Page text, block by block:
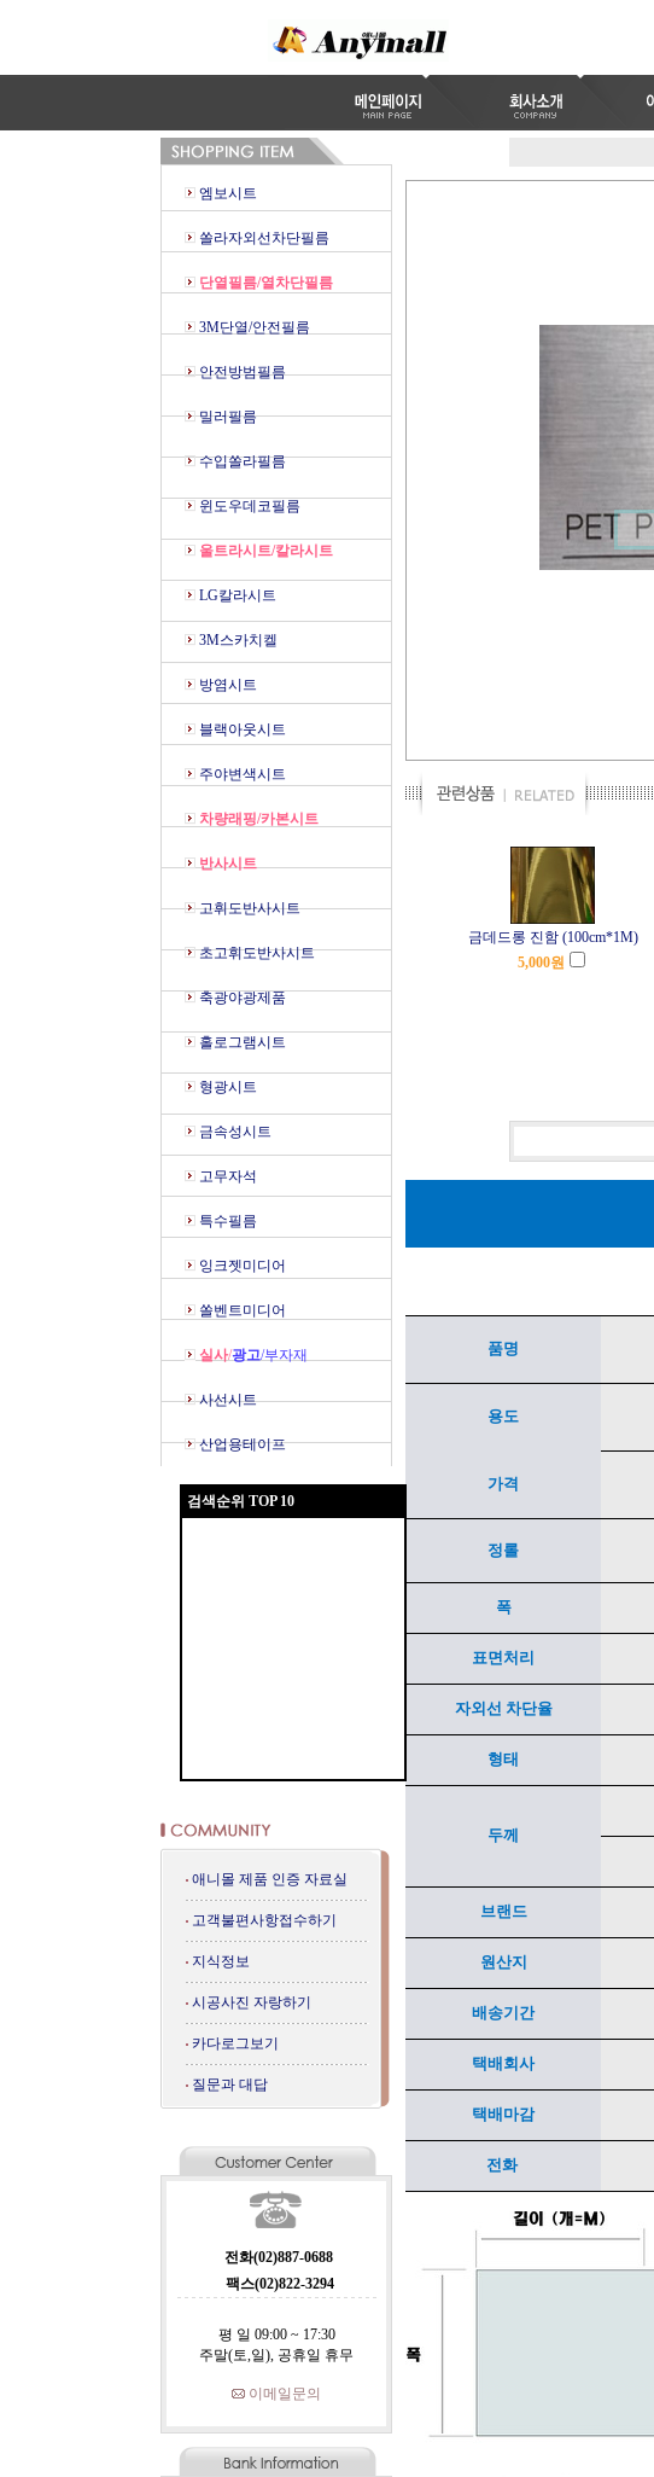
엠보시트
쏠라자외선차단필름
단열필름/열차단필름
3M단열/안전필름
안전방범필름
밀러필름
수입쏠라필름
윈도우데코필름
울트라시트/칼라시트
LG칼라시트
3M스카치켈
방염시트
블랙아웃시트
주야변색시트
차량래핑/카본시트
반사시트
고휘도반사시트
초고휘도반사시트
축광야광제품
홀로그램시트
형광시트
금속성시트
고무자석
특수필름
잉크젯미디어
쏠벤트미디어
실사/광고/부자재
사선시트
산업용테이프
검색순위 TOP 10
애니몰 제품 인증 자료실
고객불편사항접수하기
지식정보
시공사진 자랑하기
카다로그보기
질문과 대답
전화(02)887-0688
팩스(02)822-3294
평 일 09:00 ~ 17:30
주말(토,일), 공휴일 휴무
이메일문의
금데드롱 진함 (100cm*1M)
5,000원
품명
용도
가격
정롤
폭
표면처리
자외선 차단율
형태
두께
브랜드
원산지
배송기간
택배회사
택배마감
전화